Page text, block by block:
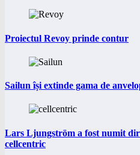
Proiectul Revoy prinde contur
Sailun își extinde gama de
Lars Ljungström a fost numit
cellcentric